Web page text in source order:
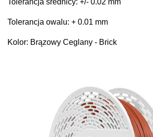
Tolerancja średnicy: +/- 0.02 mm
Tolerancja owalu: + 0.01 mm
Kolor: Brązowy Ceglany - Brick